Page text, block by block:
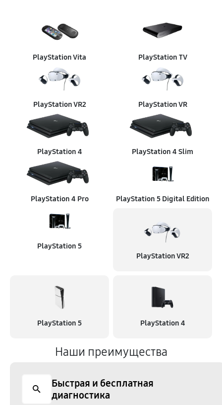
PlayStation Vita PlayStation TV
PlayStation VR2 PlayStation VR
PlayStation 4 PlayStation 4 Slim
PlayStation 4 Pro PlayStation 5 Digital Edition
PlayStation 5
PlayStation VR2
PlayStation 5 PlayStation 4
Наши преимущества
Быстрая и бесплатная
диагностика